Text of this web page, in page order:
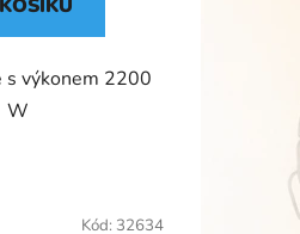
s výkonem 2200
W
Kód: 32634